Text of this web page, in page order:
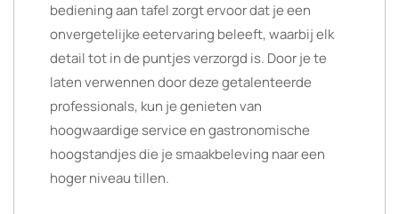
bediening aan tafel zorgt ervoor dat je een
onvergetelijke eetervaring beleeft, waarbij elk
detail tot in de puntjes verzorgd is. Door je te
laten verwennen door deze getalenteerde
professionals, kun je genieten van
hoogwaardige service en gastronomische
hoogstandjes die je smaakbeleving naar een
hoger niveau tillen.